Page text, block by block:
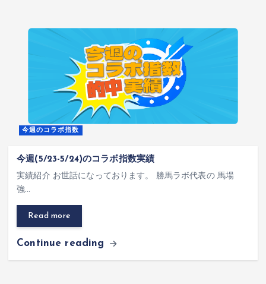
今週のコラボ指数
今週(5/23-5/24)のコラボ指数実績
実績紹介 お世話になっております。 勝馬ラボ代表の 馬場
強…
Read more
Continue reading